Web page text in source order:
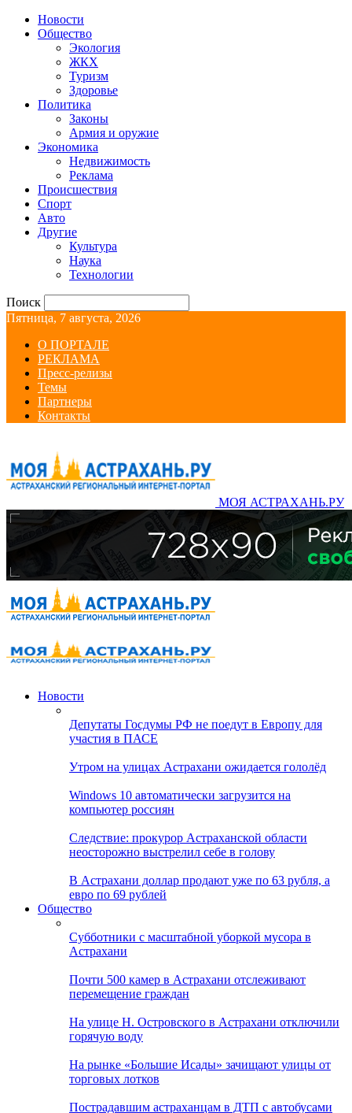
Новости
Общество
Экология
ЖКХ
Туризм
Здоровье
Политика
Законы
Армия и оружие
Экономика
Недвижимость
Реклама
Происшествия
Спорт
Авто
Другие
Культура
Наука
Технологии
Поиск
Пятница, 7 августа, 2026
О ПОРТАЛЕ
РЕКЛАМА
Пресс-релизы
Темы
Партнеры
Контакты
МОЯ АСТРАХАНЬ.РУ
Новости
Депутаты Госдумы РФ не поедут в Европу для
участия в ПАСЕ
Утром на улицах Астрахани ожидается гололёд
Windows 10 автоматически загрузится на
компьютер россиян
Следствие: прокурор Астраханской области
неосторожно выстрелил себе в голову
В Астрахани доллар продают уже по 63 рубля, а
евро по 69 рублей
Общество
Субботники с масштабной уборкой мусора в
Астрахани
Почти 500 камер в Астрахани отслеживают
перемещение граждан
На улице Н. Островского в Астрахани отключили
горячую воду
На рынке «Большие Исады» зачищают улицы от
торговых лотков
Пострадавшим астраханцам в ДТП с автобусами